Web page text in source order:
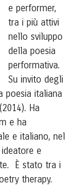
e performer,
tra i più attivi
nello sviluppo
della poesia
performativa.
Su invito degli
poesia italiana
Ha
e ha
e italiano, nel
e
È stato tra i
therapy.